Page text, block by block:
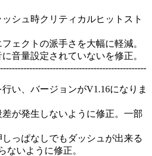
ッシュ時クリティカルヒットスト
ェクトの派手さを大幅に軽減。
音量設定されていないを修正。
い、バージョンがV1.16になりま
差が発生しないように修正。一部
しっぱなしでもダッシュが出来る
ないように修正。